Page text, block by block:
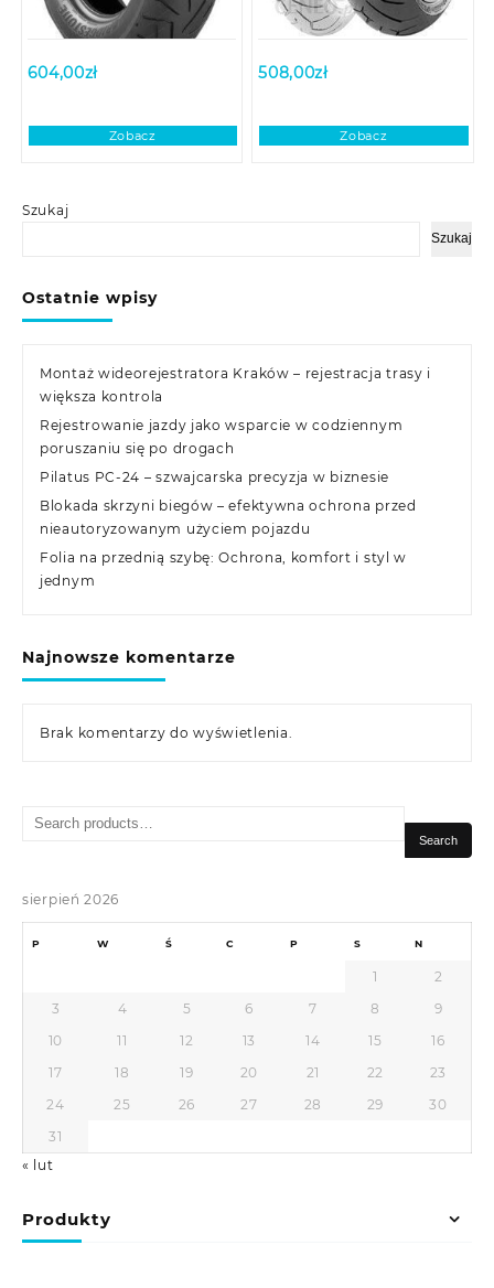
Szukaj
Szukaj
Ostatnie wpisy
Montaż wideorejestratora Kraków – rejestracja trasy i
większa kontrola
Rejestrowanie jazdy jako wsparcie w codziennym
poruszaniu się po drogach
Pilatus PC-24 – szwajcarska precyzja w biznesie
Blokada skrzyni biegów – efektywna ochrona przed
nieautoryzowanym użyciem pojazdu
Folia na przednią szybę: Ochrona, komfort i styl w
jednym
Najnowsze komentarze
Brak komentarzy do wyświetlenia.
604,00zł
Zobacz
508,00zł
Zobacz
Search
Search
sierpień 2026
P W Ś C P S N
1
2
3
4 5 6 7 8
9
10
11 12 13 14 15
16
17
18 19 20 21 22
23
24
25 26 27 28 29
30
31
« lut
Produkty